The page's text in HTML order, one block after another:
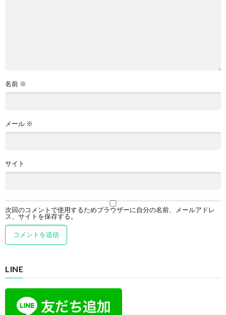
名前 ※
メール ※
サイト
次回のコメントで使用するためブラウザーに自分の名前、メールアドレ
ス、サイトを保存する。
LINE